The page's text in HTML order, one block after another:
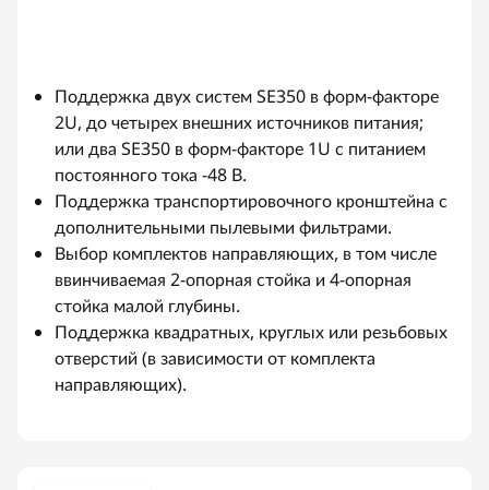
Поддержка двух систем SE350 в форм-факторе
2U, до четырех внешних источников питания;
или два SE350 в форм-факторе 1U с питанием
постоянного тока -48 В.
Поддержка транспортировочного кронштейна с
дополнительными пылевыми фильтрами.
Выбор комплектов направляющих, в том числе
ввинчиваемая 2-опорная стойка и 4-опорная
стойка малой глубины.
Поддержка квадратных, круглых или резьбовых
отверстий (в зависимости от комплекта
направляющих).